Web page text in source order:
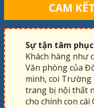
CAM
Sự tận tâm
Khách hàng như
Văn phòng của
mình, coi
trang bị nội thất
cho chính con cái